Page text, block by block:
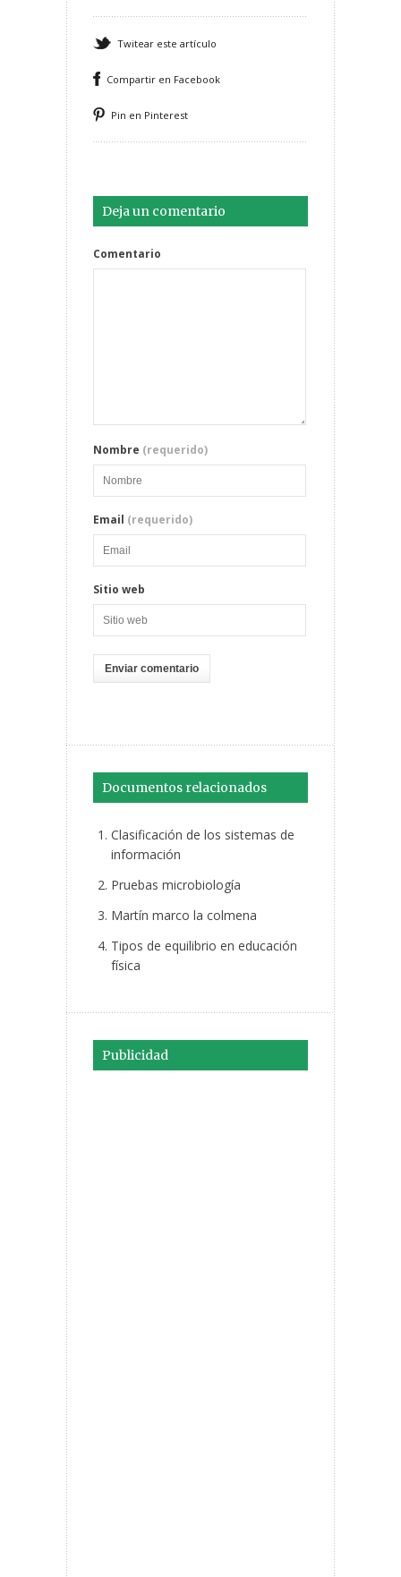
Twitear este artículo
Compartir en Facebook
Pin en Pinterest
Deja un comentario
Comentario
Nombre (requerido)
Email (requerido)
Sitio web
Documentos relacionados
Clasificación de los sistemas de
información
Pruebas microbiología
Martín marco la colmena
Tipos de equilibrio en educación
física
Publicidad